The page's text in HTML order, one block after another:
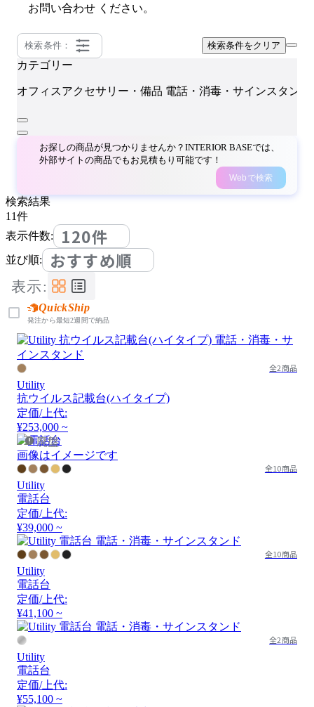
お問い合わせ ください。
検索条件： 検索条件をクリア
カテゴリー
オフィスアクセサリー・備品 電話・消毒・サインスタンド
お探しの商品が見つかりませんか？INTERIOR BASEでは、
外部サイトの商品でもお見積もり可能です！
Webで検索
検索結果
11件
表示件数:
120件
並び順: おすすめ順
表示:
QuickShip
発注から最短2週間で納品
全2商品
Utility
抗ウイルス記載台(ハイタイプ)
定価/上代:
¥253,000 ~
廃盤
画像はイメージです
全10商品
Utility
電話台
定価/上代:
¥39,000 ~
全10商品
Utility
電話台
定価/上代:
¥41,100 ~
全2商品
Utility
電話台
定価/上代:
¥55,100 ~